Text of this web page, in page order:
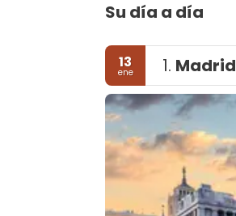
Su día a día
13
ene 1. Madrid